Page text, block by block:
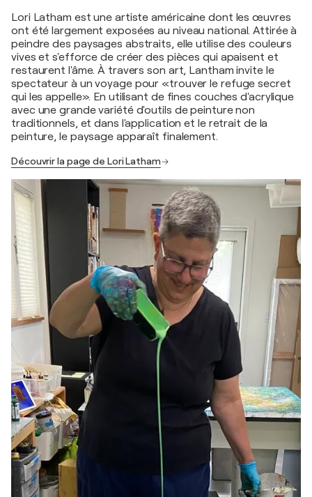
Lori Latham est une artiste américaine dont les œuvres
ont été largement exposées au niveau national. Attirée à
peindre des paysages abstraits, elle utilise des couleurs
vives et s'efforce de créer des pièces qui apaisent et
restaurent l'âme. À travers son art, Lantham invite le
spectateur à un voyage pour «trouver le refuge secret
qui les appelle». En utilisant de fines couches d'acrylique
avec une grande variété d'outils de peinture non
traditionnels, et dans l'application et le retrait de la
peinture, le paysage apparaît finalement.
Découvrir la page de Lori Latham